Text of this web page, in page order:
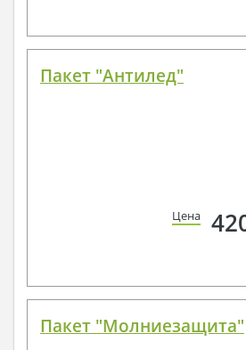
Пакет "Антилед"
Цена
Пакет "Молниезащита"